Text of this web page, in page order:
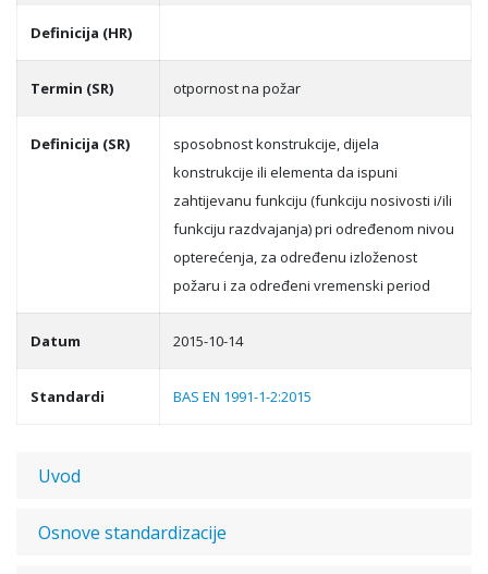
Definicija (HR)
Termin (SR) otpornost na požar
Definicija (SR)
sposobnost konstrukcije, dijela
konstrukcije ili elementa da ispuni
zahtijevanu funkciju (funkciju nosivosti i/ili
funkciju razdvajanja) pri određenom nivou
opterećenja, za određenu izloženost
požaru i za određeni vremenski period
Datum 2015-10-14
Standardi BAS EN 1991-1-2:2015
Uvod
Osnove standardizacije